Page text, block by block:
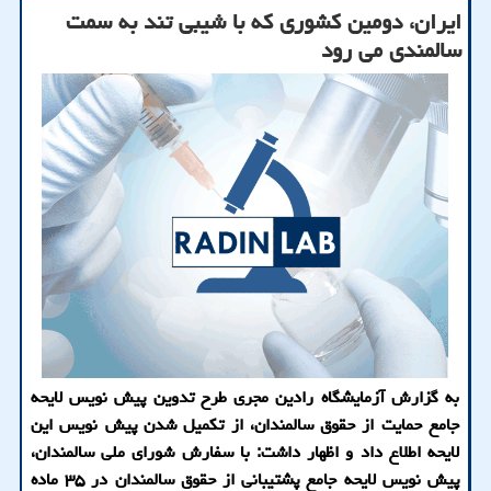
ایران، دومین کشوری که با شیبی تند به سمت
سالمندی می رود
به گزارش آزمایشگاه رادین مجری طرح تدوین پیش نویس لایحه
جامع حمایت از حقوق سالمندان، از تکمیل شدن پیش نویس این
لایحه اطلاع داد و اظهار داشت: با سفارش شورای ملی سالمندان،
پیش نویس لایحه جامع پشتیبانی از حقوق سالمندان در ۳۵ ماده